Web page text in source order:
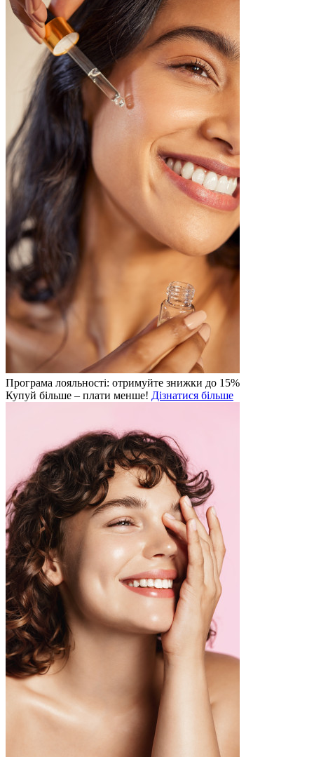
Програма лояльності: отримуйте знижки до 15%
Купуй більше – плати менше! Дізнатися більше